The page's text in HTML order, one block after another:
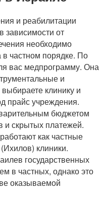
и реабилитации
зависимости от
необходимо
в частном порядке. По
вас медпрограмму. Она
и
клинику и
прайс учреждения.
бюджетом
и скрытых платежей.
как частные
клиники.
государственных
в частных, однако это
оказываемой